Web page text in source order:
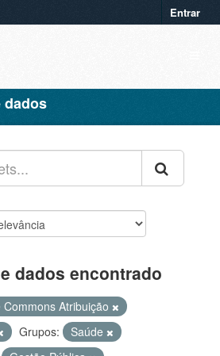
Entrar
dados
dados encontrado
Commons Atribuição
Grupos:
Saúde